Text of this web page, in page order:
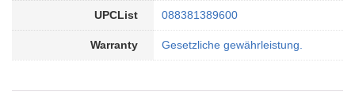
UPCList 088381389600
Warranty Gesetzliche gewährleistung.